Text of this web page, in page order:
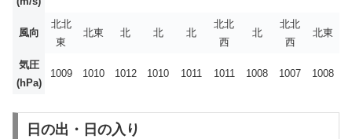
風向
北北
東
北東 北 北 北
北北
西
北
北北
西
北東
気圧
(hPa)
1009 1010 1012 1010 1011 1011 1008 1007 1008
日の出・日の入り